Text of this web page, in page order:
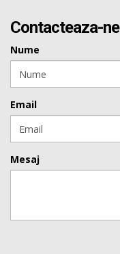
Contacteaza-ne
Nume
Email
Mesaj